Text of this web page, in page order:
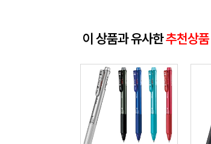
이 상품과 유사한추천상품